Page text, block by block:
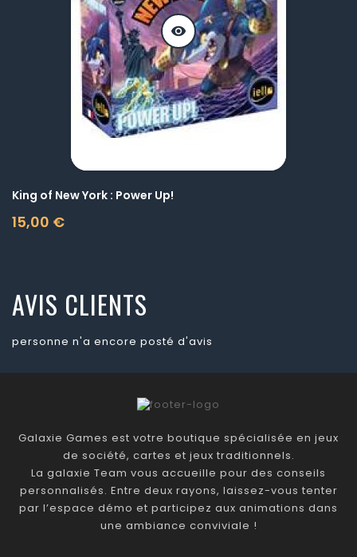
visibility
King of New York : Power Up!
15,00 €
Prix
AVIS CLIENTS
personne n'a encore posté d'avis
Galaxie Games est votre boutique spécialisée en jeux
de société, cartes et jeux traditionnels.
La galaxie Team vous accueille pour des conseils
personnalisés. Entre deux rayons, laissez-vous tenter
par l’espace démo et participez aux animations dans
une ambiance conviviale !